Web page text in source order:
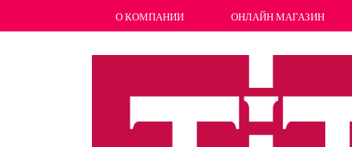
О КОМПАНИИ ОНЛАЙН МАГАЗИН